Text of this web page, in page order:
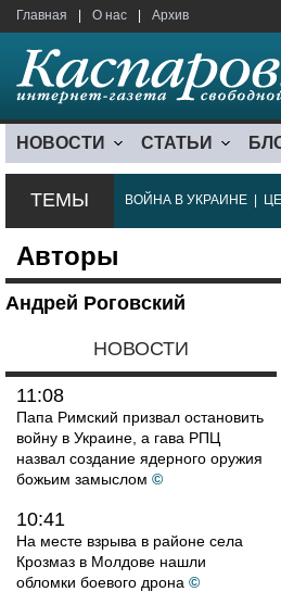
Главная О нас Архив
НОВОСТИ СТАТЬИ
ТЕМЫ ВОЙНА В УКРАИНЕ
Авторы
Андрей Роговский
НОВОСТИ
11:08
Папа Римский призвал остановить
войну в Украине, а гава РПЦ
назвал создание ядерного оружия
божьим замыслом ©
10:41
На месте взрыва в районе села
Крозмаз в Молдове нашли
обломки боевого дрона ©